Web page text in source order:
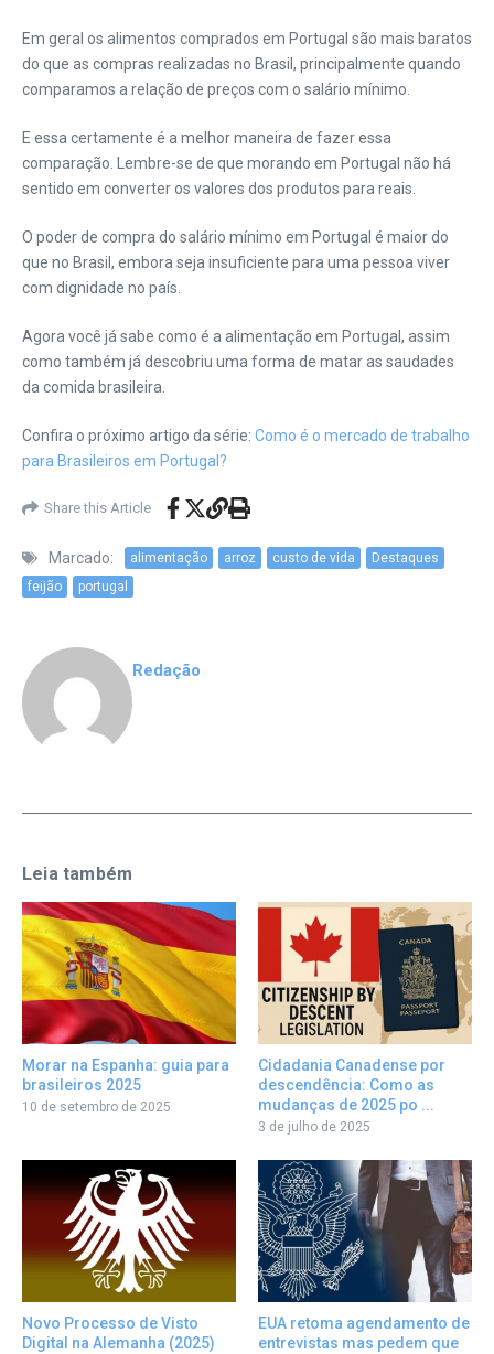
Em geral os alimentos comprados em Portugal são mais baratos
do que as compras realizadas no Brasil, principalmente quando
comparamos a relação de preços com o salário mínimo.
E essa certamente é a melhor maneira de fazer essa
comparação. Lembre-se de que morando em Portugal não há
sentido em converter os valores dos produtos para reais.
O poder de compra do salário mínimo em Portugal é maior do
que no Brasil, embora seja insuficiente para uma pessoa viver
com dignidade no país.
Agora você já sabe como é a alimentação em Portugal, assim
como também já descobriu uma forma de matar as saudades
da comida brasileira.
Confira o próximo artigo da série: Como é o mercado de trabalho
para Brasileiros em Portugal?
Share this Article
Marcado: alimentação arroz custo de vida
Destaques
feijão
portugal
Redação
Leia também
Morar na Espanha: guia para
brasileiros 2025
10 de setembro de 2025
Cidadania Canadense por
descendência: Como as
mudanças de 2025 po ...
3 de julho de 2025
Novo Processo de Visto
Digital na Alemanha (2025)
EUA retoma agendamento de
entrevistas mas pedem que